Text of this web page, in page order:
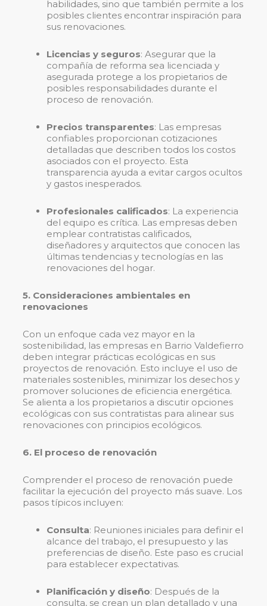
habilidades, sino que también permite a los
posibles clientes encontrar inspiración para
sus renovaciones.
Licencias y seguros: Asegurar que la
compañía de reforma sea licenciada y
asegurada protege a los propietarios de
posibles responsabilidades durante el
proceso de renovación.
Precios transparentes: Las empresas
confiables proporcionan cotizaciones
detalladas que describen todos los costos
asociados con el proyecto. Esta
transparencia ayuda a evitar cargos ocultos
y gastos inesperados.
Profesionales calificados: La experiencia
del equipo es crítica. Las empresas deben
emplear contratistas calificados,
diseñadores y arquitectos que conocen las
últimas tendencias y tecnologías en las
renovaciones del hogar.
5. Consideraciones ambientales en
renovaciones
Con un enfoque cada vez mayor en la
sostenibilidad, las empresas en Barrio Valdefierro
deben integrar prácticas ecológicas en sus
proyectos de renovación. Esto incluye el uso de
materiales sostenibles, minimizar los desechos y
promover soluciones de eficiencia energética.
Se alienta a los propietarios a discutir opciones
ecológicas con sus contratistas para alinear sus
renovaciones con principios ecológicos.
6. El proceso de renovación
Comprender el proceso de renovación puede
facilitar la ejecución del proyecto más suave. Los
pasos típicos incluyen:
Consulta: Reuniones iniciales para definir el
alcance del trabajo, el presupuesto y las
preferencias de diseño. Este paso es crucial
para establecer expectativas.
Planificación y diseño: Después de la
consulta, se crean un plan detallado y una